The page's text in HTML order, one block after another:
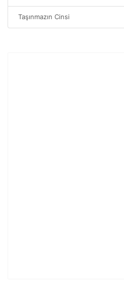
Taşınmazın Cinsi